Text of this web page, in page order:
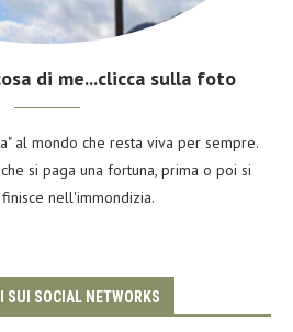
di me...clicca sulla foto
al mondo che resta viva per sempre.
si paga una fortuna, prima o poi si
nell'immondizia.
SUI SOCIAL NETWORKS